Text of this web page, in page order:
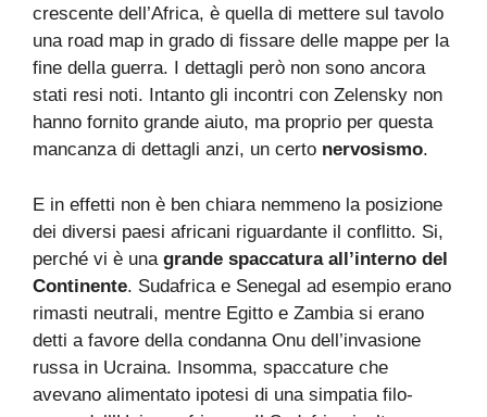
crescente dell’Africa, è quella di mettere sul tavolo
una road map in grado di fissare delle mappe per la
fine della guerra. I dettagli però non sono ancora
stati resi noti. Intanto gli incontri con Zelensky non
hanno fornito grande aiuto, ma proprio per questa
mancanza di dettagli anzi, un certo nervosismo.
E in effetti non è ben chiara nemmeno la posizione
dei diversi paesi africani riguardante il conflitto. Si,
perché vi è una grande spaccatura all’interno del
Continente. Sudafrica e Senegal ad esempio erano
rimasti neutrali, mentre Egitto e Zambia si erano
detti a favore della condanna Onu dell’invasione
russa in Ucraina. Insomma, spaccature che
avevano alimentato ipotesi di una simpatia filo-